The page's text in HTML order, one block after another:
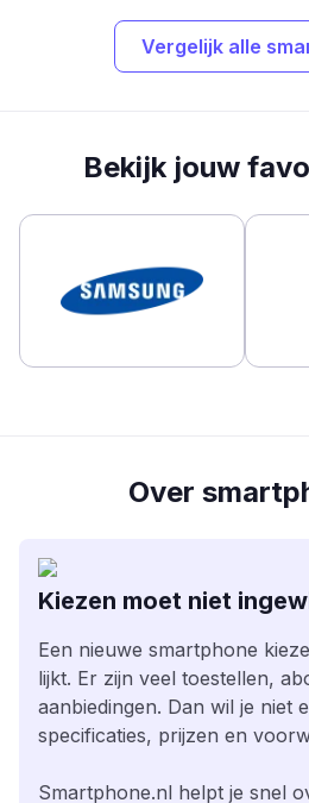
Vergelijk alle
Bekijk jouw
Over
Kiezen moet niet
Een nieuwe smartphone
lijkt. Er zijn veel toestellen,
aanbiedingen. Dan wil je niet
specificaties, prijzen en
Smartphone.nl helpt je snel